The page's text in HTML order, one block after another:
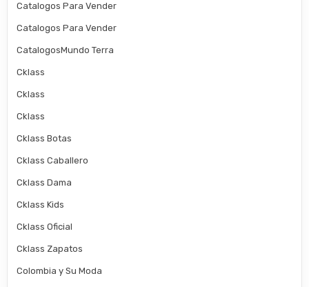
Catalogos Para Vender
Catalogos Para Vender
CatalogosMundo Terra
Cklass
Cklass
Cklass
Cklass Botas
Cklass Caballero
Cklass Dama
Cklass Kids
Cklass Oficial
Cklass Zapatos
Colombia y Su Moda